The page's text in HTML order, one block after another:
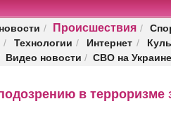
/ Происшествия /
/ Технологии / Интернет /
Видео новости / СВО на Украине
в терроризме